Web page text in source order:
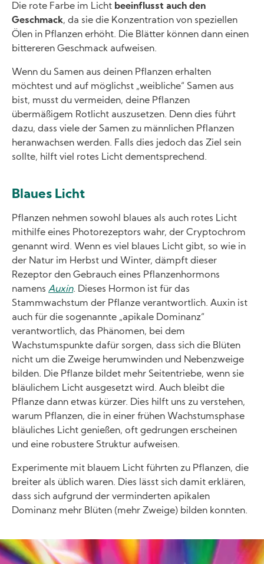
Die rote Farbe im Licht beeinflusst auch den
Geschmack, da sie die Konzentration von speziellen
Ölen in Pflanzen erhöht. Die Blätter können dann einen
bittereren Geschmack aufweisen.
Wenn du Samen aus deinen Pflanzen erhalten
möchtest und auf möglichst „weibliche“ Samen aus
bist, musst du vermeiden, deine Pflanzen
übermäßigem Rotlicht auszusetzen. Denn dies führt
dazu, dass viele der Samen zu männlichen Pflanzen
heranwachsen werden. Falls dies jedoch das Ziel sein
sollte, hilft viel rotes Licht dementsprechend.
Blaues Licht
Pflanzen nehmen sowohl blaues als auch rotes Licht
mithilfe eines Photorezeptors wahr, der Cryptochrom
genannt wird. Wenn es viel blaues Licht gibt, so wie in
der Natur im Herbst und Winter, dämpft dieser
Rezeptor den Gebrauch eines Pflanzenhormons
namens Auxin. Dieses Hormon ist für das
Stammwachstum der Pflanze verantwortlich. Auxin ist
auch für die sogenannte „apikale Dominanz“
verantwortlich, das Phänomen, bei dem
Wachstumspunkte dafür sorgen, dass sich die Blüten
nicht um die Zweige herumwinden und Nebenzweige
bilden. Die Pflanze bildet mehr Seitentriebe, wenn sie
bläulichem Licht ausgesetzt wird. Auch bleibt die
Pflanze dann etwas kürzer. Dies hilft uns zu verstehen,
warum Pflanzen, die in einer frühen Wachstumsphase
bläuliches Licht genießen, oft gedrungen erscheinen
und eine robustere Struktur aufweisen.
Experimente mit blauem Licht führten zu Pflanzen, die
breiter als üblich waren. Dies lässt sich damit erklären,
dass sich aufgrund der verminderten apikalen
Dominanz mehr Blüten (mehr Zweige) bilden konnten.
Image